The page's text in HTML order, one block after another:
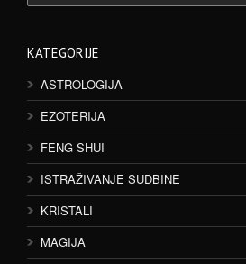
KATEGORIJE
ASTROLOGIJA
EZOTERIJA
FENG SHUI
ISTRAŽIVANJE SUDBINE
KRISTALI
MAGIJA